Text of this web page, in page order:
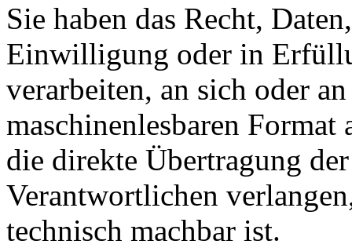
Sie haben das Recht,
Einwilligung oder in
verarbeiten, an sich oder
maschinenlesbaren Format
die direkte Übertragung
Verantwortlichen
technisch machbar ist.